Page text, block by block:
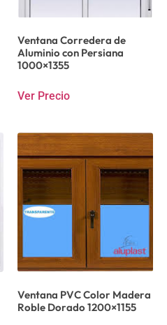
Ventana Corredera de
Aluminio con Persiana
1000×1355
Ver Precio
Ventana PVC Color Madera
Roble Dorado 1200×1155